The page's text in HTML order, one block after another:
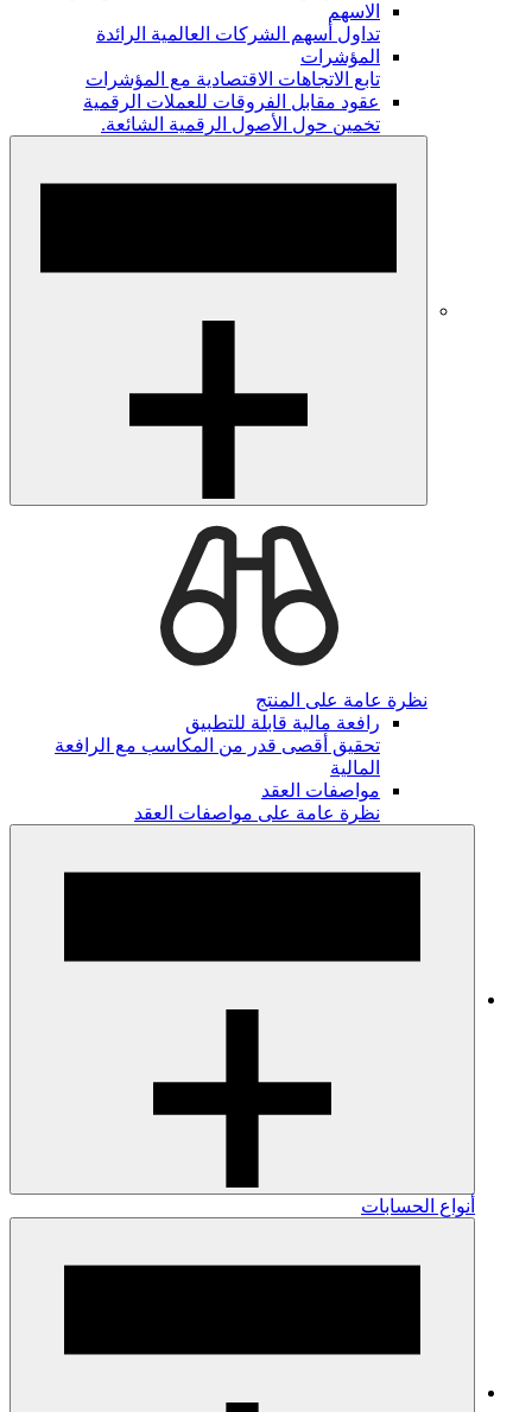
الاسهم
تداول أسهم الشركات العالمية الرائدة
المؤشرات
تابع الاتجاهات الاقتصادية مع المؤشرات
عقود مقابل الفروقات للعملات الرقمية
تخمين حول الأصول الرقمية الشائعة.
نظرة عامة على المنتج
رافعة مالية قابلة للتطبيق
تحقيق أقصى قدر من المكاسب مع الرافعة
المالية
مواصفات العقد
نظرة عامة على مواصفات العقد
أنواع الحسابات